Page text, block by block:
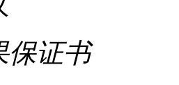
保证书